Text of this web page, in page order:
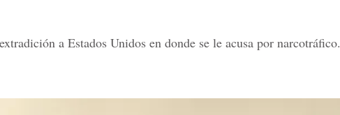
a Estados Unidos en donde se le acusa por narcotráfico.